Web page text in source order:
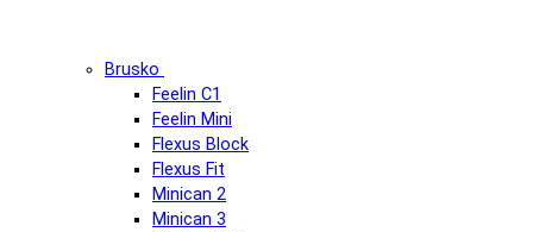
Brusko
Feelin C1
Feelin Mini
Flexus Block
Flexus Fit
Minican 2
Minican 3